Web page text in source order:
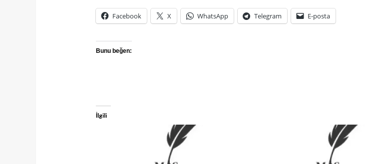
Facebook X WhatsApp Telegram E-posta
Bunu beğen:
İlgili